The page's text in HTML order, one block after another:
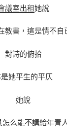
議室出租她說
教書，這是情不自
對詩的俯拾
她平生的平仄
她說
怎么能不講給年青